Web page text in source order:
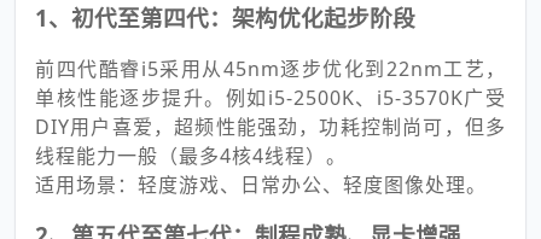
1、初代至第四代：架构优化起步阶段
前四代酷睿i5采用从45nm逐步优化到22nm工艺，
单核性能逐步提升。例如i5-2500K、i5-3570K广受
DIY用户喜爱，超频性能强劲，功耗控制尚可，但多
线程能力一般（最多4核4线程）。
适用场景：轻度游戏、日常办公、轻度图像处理。